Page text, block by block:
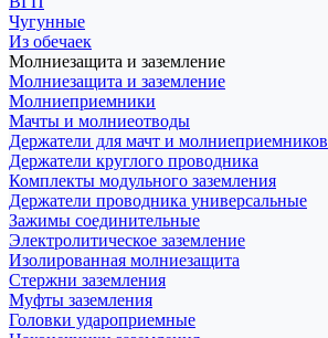
Чугунные
Из обечаек
Молниезащита и заземление
Молниезащита и заземление
Молниеприемники
Мачты и молниеотводы
Держатели для мачт и молниеприемников
Держатели круглого проводника
Комплекты модульного заземления
Держатели проводника универсальные
Зажимы соединительные
Электролитическое заземление
Изолированная молниезащита
Стержни заземления
Муфты заземления
Головки удароприемные